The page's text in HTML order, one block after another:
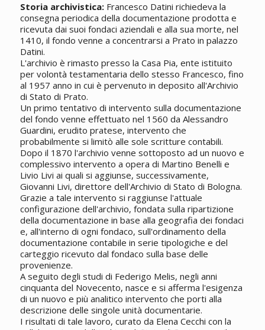
Storia archivistica:Francesco Datini richiedeva la
consegna periodica della documentazione prodotta e
ricevuta dai suoi fondaci aziendali e alla sua morte, nel
1410, il fondo venne a concentrarsi a Prato in palazzo
Datini.
L'archivio è rimasto presso la Casa Pia, ente istituito
per volontà testamentaria dello stesso Francesco, fino
al 1957 anno in cui è pervenuto in deposito all'Archivio
di Stato di Prato.
Un primo tentativo di intervento sulla documentazione
del fondo venne effettuato nel 1560 da Alessandro
Guardini, erudito pratese, intervento che
probabilmente si limitò alle sole scritture contabili.
Dopo il 1870 l'archivio venne sottoposto ad un nuovo e
complessivo intervento a opera di Martino Benelli e
Livio Livi ai quali si aggiunse, successivamente,
Giovanni Livi, direttore dell'Archivio di Stato di Bologna.
Grazie a tale intervento si raggiunse l'attuale
configurazione dell'archivio, fondata sulla ripartizione
della documentazione in base alla geografia dei fondaci
e, all'interno di ogni fondaco, sull'ordinamento della
documentazione contabile in serie tipologiche e del
carteggio ricevuto dal fondaco sulla base delle
provenienze.
A seguito degli studi di Federigo Melis, negli anni
cinquanta del Novecento, nasce e si afferma l'esigenza
di un nuovo e più analitico intervento che porti alla
descrizione delle singole unità documentarie.
I risultati di tale lavoro, curato da Elena Cecchi con la